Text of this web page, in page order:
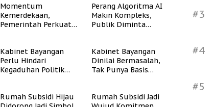
Momentum
Kemerdekaan,
Pemerintah Perkuat
Masyarakat
Berpenghasilan
Rendah
Perang Algoritma AI
Makin Kompleks,
Publik Diminta
Kabinet Bayangan
Perlu Hindari
Kegaduhan Politik
Kabinet Bayangan
Dinilai Bermasalah,
Tak Punya Basis
Rumah Subsidi Hijau
Rumah Subsidi Jadi
#3
#4
#5